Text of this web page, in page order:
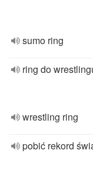
sumo ring
ring do
wrestling ring
pobić rekord